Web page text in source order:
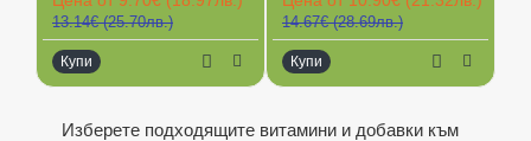
13.14€ (25.70лв.)
Купи
14.67€ (28.69лв.)
Купи
Изберете подходящите витамини и добавки към